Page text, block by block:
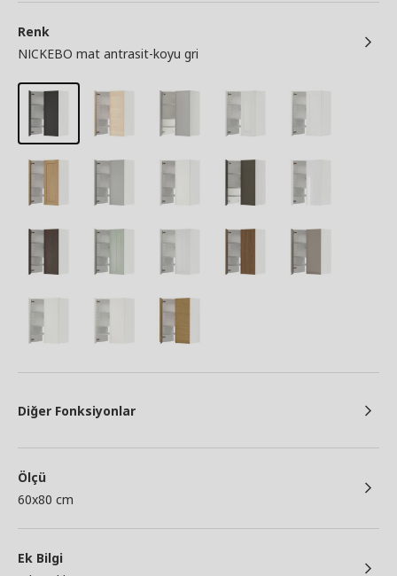
Renk
NICKEBO mat antrasit-koyu gri
Diğer Fonksiyonlar
Ölçü
60x80 cm
Ek Bilgi